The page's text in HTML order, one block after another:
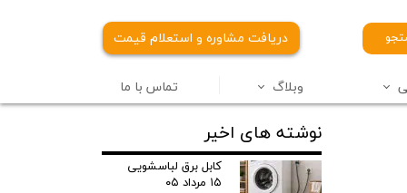
برق آلومینیومی
وبلاگ تماس با ما
دریافت مشاوره و استعلام قیمت
نوشته های اخیر
کابل برق لباسشویی
۱۵ مرداد ۰۵